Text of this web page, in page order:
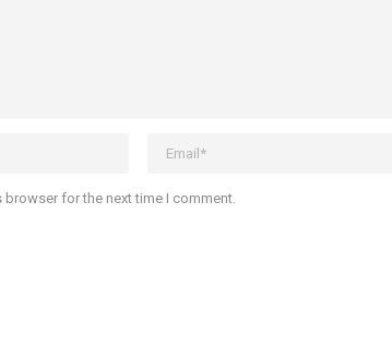
for the next time I comment.